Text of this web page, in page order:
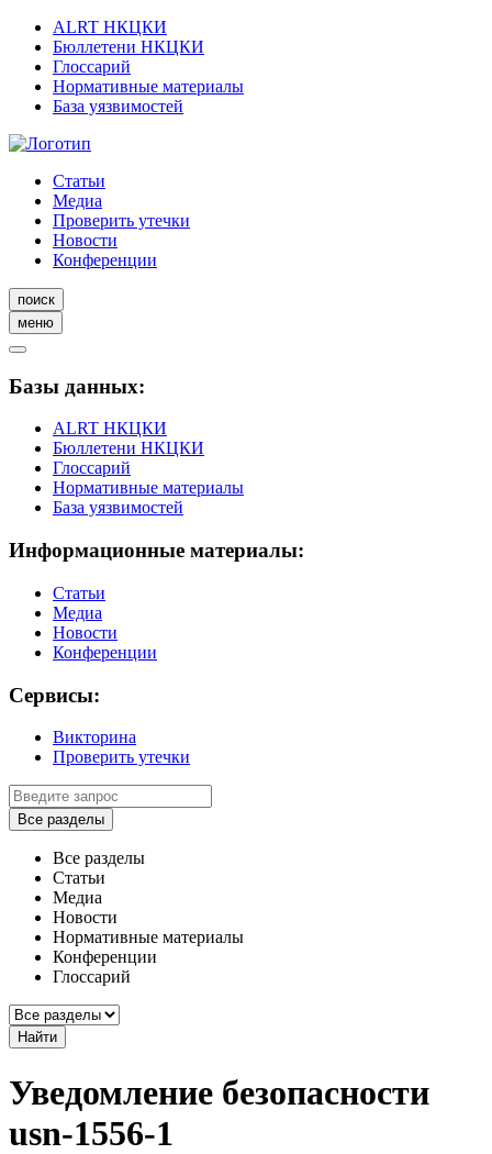
ALRT НКЦКИ
Бюллетени НКЦКИ
Глоссарий
Нормативные материалы
База уязвимостей
Статьи
Медиа
Проверить утечки
Новости
Конференции
поиск
меню
Базы данных:
ALRT НКЦКИ
Бюллетени НКЦКИ
Глоссарий
Нормативные материалы
База уязвимостей
Информационные материалы:
Статьи
Медиа
Новости
Конференции
Сервисы:
Викторина
Проверить утечки
Все разделы
Все разделы
Статьи
Медиа
Новости
Нормативные материалы
Конференции
Глоссарий
Найти
Уведомление безопасности
usn-1556-1